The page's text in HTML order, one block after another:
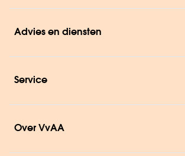
Advies en diensten
Service
Over VvAA